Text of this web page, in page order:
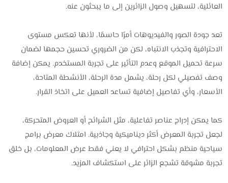
العائلية، لتسهيل وصول الزائرين إلى ما يبحثون عنه.
تعد جودة الصور والفيديوهات أمرًا حاسمًا، لأنها تعكس مستوى
الاحترافية وتجذب الانتباه، لكن من الضروري تحسين حجمها لضمان
سرعة تحميل الموقع وعدم التأثير على تجربة المستخدم. يمكن إضافة
وصف تفصيلي لكل رحلة، يشمل مدة الرحلة، الأنشطة المتاحة،
الأسعار، وأي تفاصيل إضافية تساعد العميل على اتخاذ القرار.
كما يمكن إدراج عناصر تفاعلية، مثل الشرائح أو العروض المتحركة،
لجعل تجربة المعرض أكثر ديناميكية وجاذبية. امتلاك معرض برامج
سياحية منظم بشكل احترافي لا يعني فقط عرض المعلومات، بل خلق
تجربة مشوقة تشجع الزائر على استكشاف المزيد.